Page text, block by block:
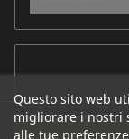
Questo sito web
migliorare i nostri
alle tue